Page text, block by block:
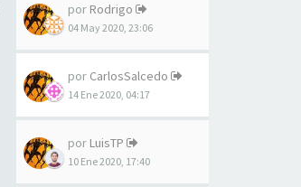
por Rodrigo
04 May 2020, 23:06
por CarlosSalcedo
14 Ene 2020, 04:17
por LuisTP
10 Ene 2020, 17:40